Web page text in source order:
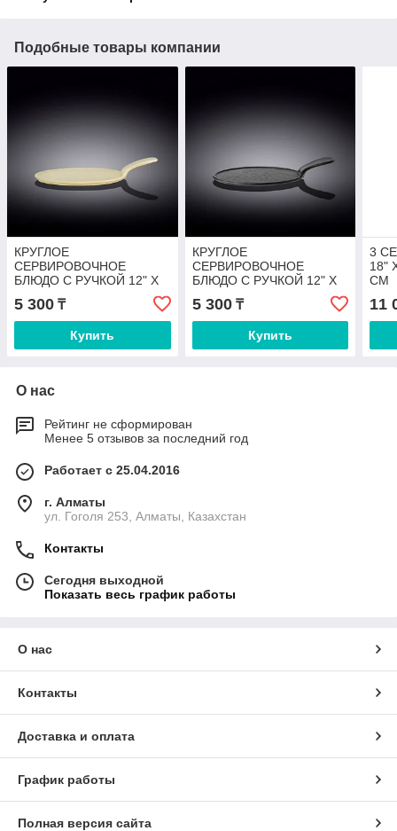
Подобные товары компании
КРУГЛОЕ
СЕРВИРОВОЧНОЕ
БЛЮДО С РУЧКОЙ 12" X
8.5" | 30.5 X 21.5 CM
5 300 ₸
Купить
КРУГЛОЕ
СЕРВИРОВОЧНОЕ
БЛЮДО С РУЧКОЙ 12" X
8.5" | 30.5 X 21.5 CM
5 300₸
Купить
3
18"
CM
11
О нас
Рейтинг не сформирован
Менее 5 отзывов за последний год
Работает с 25.04.2016
г. Алматы
ул. Гоголя 253, Алматы, Казахстан
Контакты
Сегодня выходной
Показать весь график работы
О нас
Контакты
Доставка и оплата
График работы
Полная версия сайта